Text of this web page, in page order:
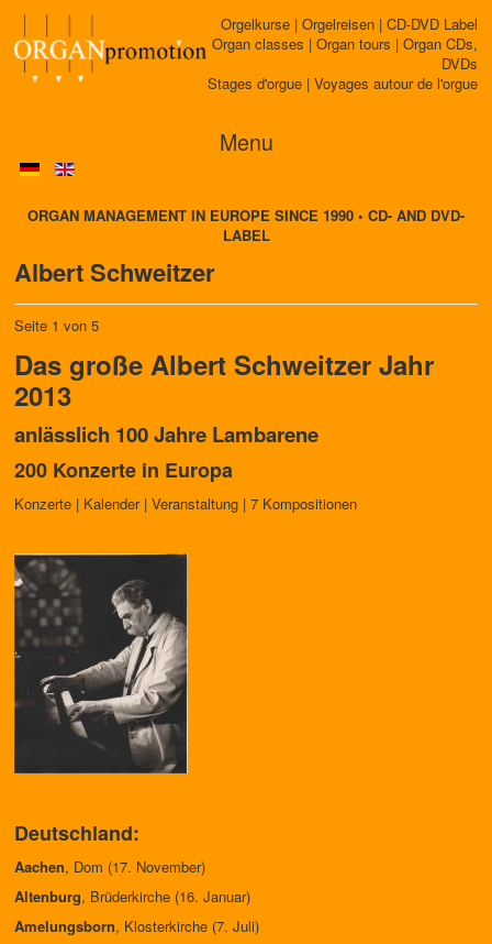
Orgelkurse | Orgelreisen | CD-DVD Label
Organ classes | Organ tours | Organ CDs,
DVDs
Stages d'orgue | Voyages autour de l'orgue
Menu
ORGAN MANAGEMENT IN EUROPE SINCE 1990 • CD- AND DVD-
LABEL
Albert Schweitzer
Seite 1 von 5
Das große Albert Schweitzer Jahr
2013
anlässlich 100 Jahre Lambarene
200 Konzerte in Europa
Konzerte | Kalender | Veranstaltung | 7 Kompositionen
Deutschland:
Aachen, Dom (17. November)
Altenburg, Brüderkirche (16. Januar)
Amelungsborn, Klosterkirche (7. Juli)